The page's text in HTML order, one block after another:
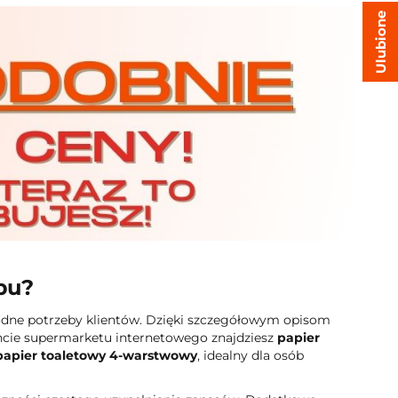
potrzeby klientów. Dzięki szczegółowym opisom
supermarketu internetowego znajdziesz papier
toaletowy 4-warstwowy, idealny dla osób
Ulubione